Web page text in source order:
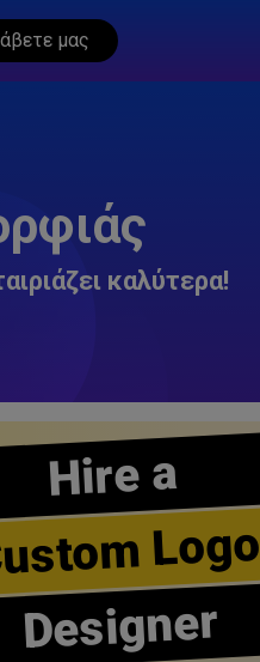
μας
καλύτερα!
Hire a
Logo
Designer